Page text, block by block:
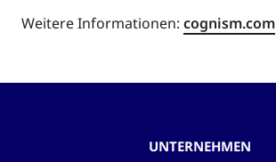
Weitere Informationen: cognism.com
UNTERNEHMEN